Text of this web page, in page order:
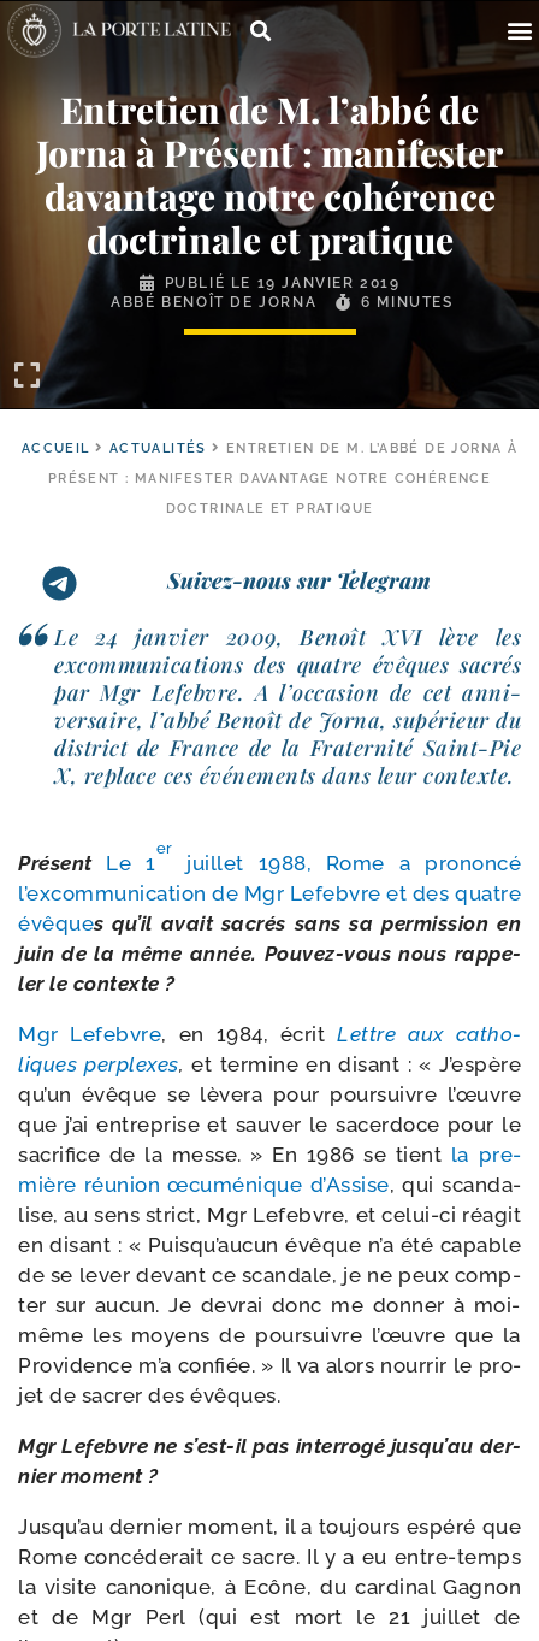
Entretien de M. l’abbé de
Jorna à Présent : manifester
davantage notre cohérence
doctrinale et pratique
PUBLIÉ LE 19 JANVIER 2019
ABBÉ BENOÎT DE JORNA
6 MINUTES
ACCUEIL ACTUALITÉS
ENTRETIEN DE M. L’ABBÉ DE JORNA À
PRÉSENT : MANIFESTER DAVANTAGE NOTRE COHÉRENCE
DOCTRINALE ET PRATIQUE
Suivez-nous sur Telegram
Le 24 jan­vier 2009, Benoît XVI lève les
excom­mu­ni­ca­tions des quatre évêques sacrés
par Mgr Lefebvre. A l’occasion de cet anni­
ver­saire, l’abbé Benoît de Jorna, supé­rieur du
dis­trict de France de la Fraternité Saint-​Pie
X, replace ces évé­ne­ments dans leur contexte.
Présent Le 1
er
juillet 1988, Rome a pro­non­cé
l’excommunication de Mgr Lefebvre et des quatre
évêques qu’il avait sacrés sans sa per­mis­sion en
juin de la même année. Pouvez-​vous nous rap­pe­
ler le contexte ?
Mgr Lefebvre, en 1984, écritLettre aux catho­
liques per­plexes, et ter­mine en disant : « J’espère
qu’un évêque se lève­ra pour pour­suivre l’œuvre
que j’ai entre­prise et sau­ver le sacer­doce pour le
sacri­fice de la messe. » En 1986 se tient la pre­
mière réunion œcu­mé­nique d’Assise, qui scan­da­
lise, au sens strict, Mgr Lefebvre, et celui-​ci réagit
en disant : « Puisqu’aucun évêque n’a été capable
de se lever devant ce scan­dale, je ne peux comp­
ter sur aucun. Je devrai donc me don­ner à moi-​
même les moyens de pour­suivre l’œuvre que la
Providence m’a confiée. » Il va alors nour­rir le pro­
jet de sacrer des évêques.
Mgr Lefebvre ne s’est-il pas inter­ro­gé jusqu’au der­
nier moment ?
Jusqu’au der­nier moment, il a tou­jours espé­ré que
Rome concé­de­rait ce sacre. Il y a eu entre-​temps
la visite cano­nique, à Ecône, du car­di­nal Gagnon
et de Mgr Perl (qui est mort le 21 juillet de